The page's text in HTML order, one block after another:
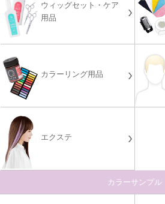
ウィッグセット・ケア
用品
カラーリング用品
エクステ
カラーサンプル